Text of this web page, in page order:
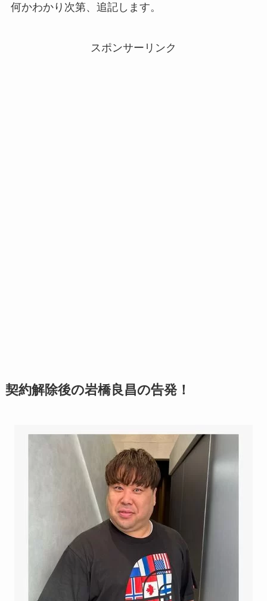
何かわかり次第、追記します。
スポンサーリンク
契約解除後の岩橋良昌の告発！